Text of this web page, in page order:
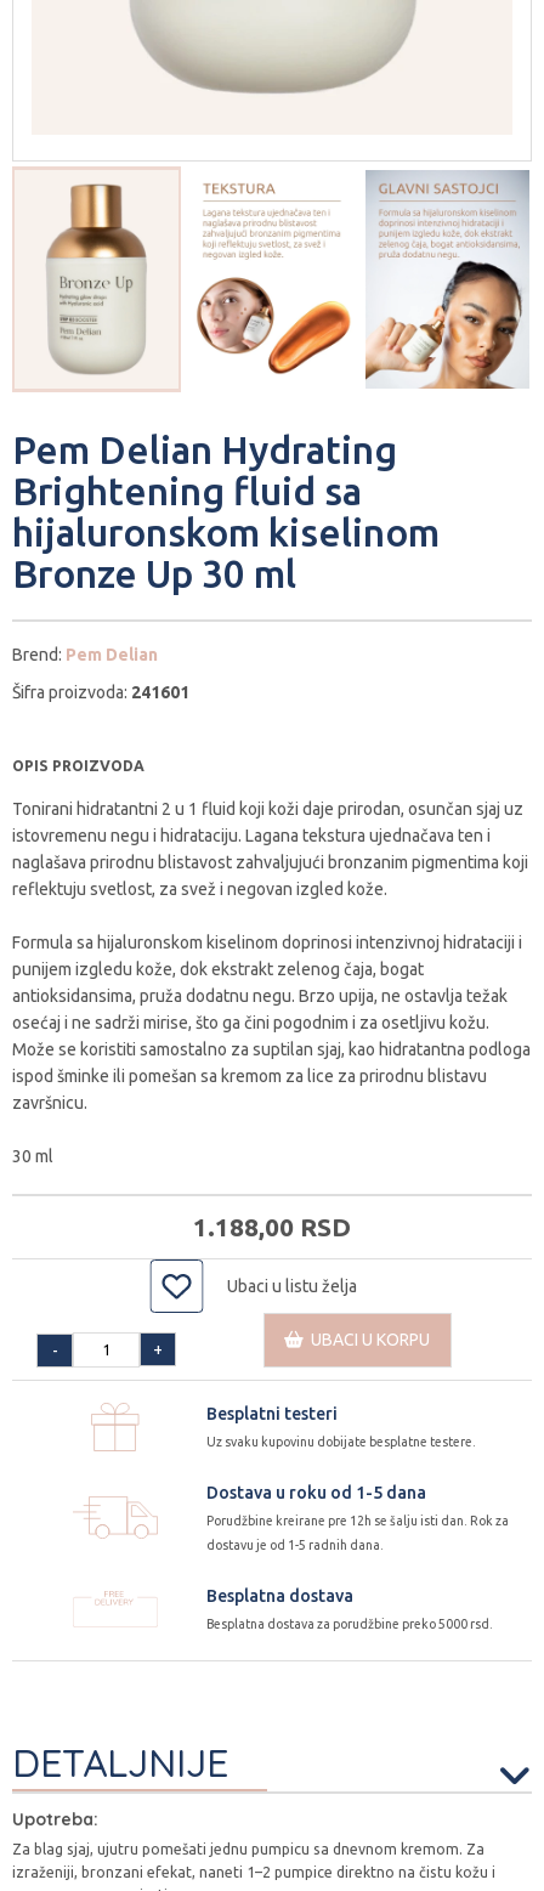
Pem Delian Hydrating
Brightening fluid sa
hijaluronskom kiselinom
Bronze Up 30 ml
Brend: Pem Delian
Šifra proizvoda: 241601
OPIS PROIZVODA
Tonirani hidratantni 2 u 1 fluid koji koži daje prirodan, osunčan sjaj uz
istovremenu negu i hidrataciju. Lagana tekstura ujednačava ten i
naglašava prirodnu blistavost zahvaljujući bronzanim pigmentima koji
reflektuju svetlost, za svež i negovan izgled kože.
Formula sa hijaluronskom kiselinom doprinosi intenzivnoj hidrataciji i
punijem izgledu kože, dok ekstrakt zelenog čaja, bogat
antioksidansima, pruža dodatnu negu. Brzo upija, ne ostavlja težak
osećaj i ne sadrži mirise, što ga čini pogodnim i za osetljivu kožu.
Može se koristiti samostalno za suptilan sjaj, kao hidratantna podloga
ispod šminke ili pomešan sa kremom za lice za prirodnu blistavu
završnicu.
30 ml
1.188,00 RSD
+
-
Ubaci u listu želja
UBACI U KORPU
Besplatni testeri
Uz svaku kupovinu dobijate besplatne testere.
Dostava u roku od 1-5 dana
Porudžbine kreirane pre 12h se šalju isti dan. Rok za
dostavu je od 1-5 radnih dana.
Besplatna dostava
Besplatna dostava za porudžbine preko 5000 rsd.
DETALJNIJE
Upotreba:
Za blag sjaj, ujutru pomešati jednu pumpicu sa dnevnom kremom. Za
izraženiji, bronzani efekat, naneti 1–2 pumpice direktno na čistu kožu i